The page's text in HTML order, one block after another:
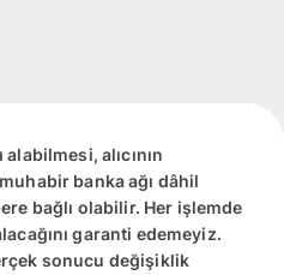
alabilmesi, alıcının
banka ağı dâhil
bağlı olabilir. Her işlemde
garanti edemeyiz.
sonucu değişiklik